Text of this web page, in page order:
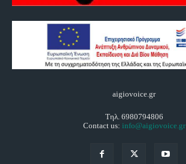
aigiovoice.gr
Τηλ. 6980794806
Contact us: info@aigiovoice.gr